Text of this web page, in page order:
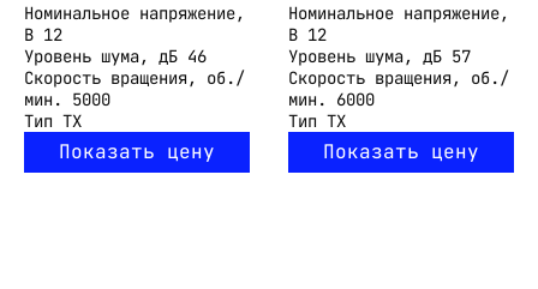
Номинальное напряжение,
В 12
Уровень шума, дБ 46
Скорость вращения, об./
мин.
5000
Тип TX
Показать цену
Номинальное напряжение,
В 12
Уровень шума, дБ 57
Скорость вращения, об./
мин.
6000
Тип TX
Показать цену